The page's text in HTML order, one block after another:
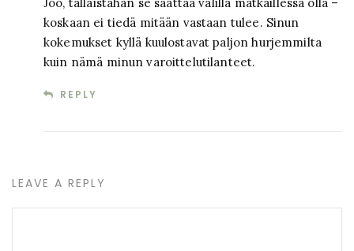
Joo, tällaistahan se saattaa välillä matkaillessa olla –
koskaan ei tiedä mitään vastaan tulee. Sinun
kokemukset kyllä kuulostavat paljon hurjemmilta
kuin nämä minun varoittelutilanteet.
REPLY
LEAVE A REPLY